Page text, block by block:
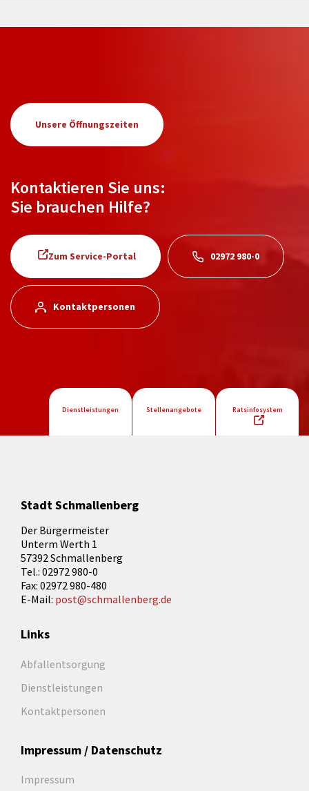
Unsere Öffnungszeiten
Kontaktieren Sie uns:
Sie brauchen Hilfe?
Zum Service-Portal 02972 980-0
Kontaktpersonen
Dienstleistungen Stellenangebote Ratsinfosystem
Stadt Schmallenberg
Der Bürgermeister
Unterm Werth 1
57392 Schmallenberg
Tel.: 02972 980-0
Fax: 02972 980-480
E-Mail: post@schmallenberg.de
Links
Abfallentsorgung
Dienstleistungen
Kontaktpersonen
Impressum / Datenschutz
Impressum